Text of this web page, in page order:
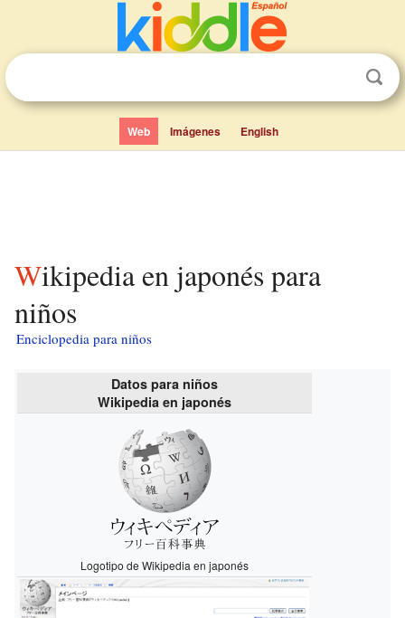
Web Imágenes English
Wikipedia en japonés para
niños
Enciclopedia para niños
Datos para niños
Wikipedia en japonés
Logotipo de Wikipedia en japonés